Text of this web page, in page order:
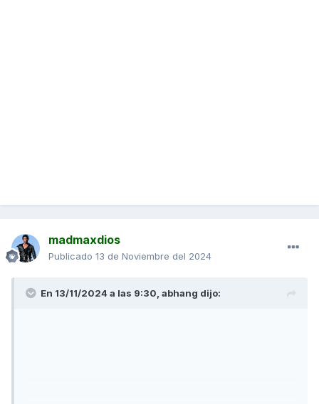
madmaxdios
Publicado 13 de Noviembre del 2024
En 13/11/2024 a las 9:30, abhang dijo: